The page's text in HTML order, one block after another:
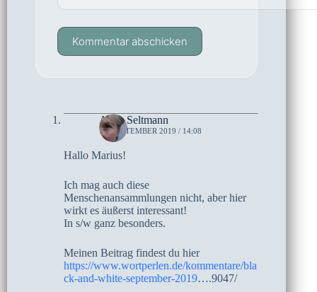
Kommentar abschicken
Anne Seltmann
15. SEPTEMBER 2019 / 14:08
Hallo Marius!
Ich mag auch diese
Menschenansammlungen nicht, aber hier
wirkt es äußerst interessant!
In s/w ganz besonders.
Meinen Beitrag findest du hier
https://www.wortperlen.de/kommentare/bla
ck-and-white-september-2019….9047/